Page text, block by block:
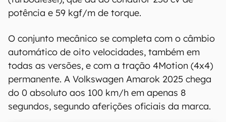
potência e 59 kgf/m de torque.
O conjunto mecânico se completa com o câmbio
automático de oito velocidades, também em
todas as versões, e com a tração 4Motion (4x4)
permanente. A Volkswagen Amarok 2025 chega
do 0 absoluto aos 100 km/h em apenas 8
segundos, segundo aferições oficiais da marca.